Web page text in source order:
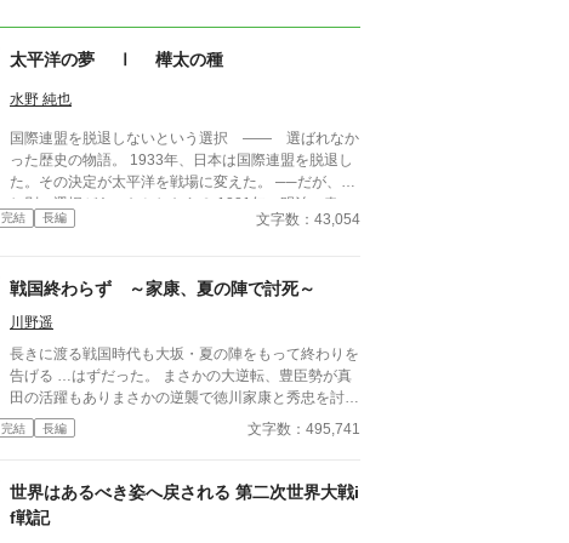
太平洋の夢 Ⅰ 樺太の種
水野 純也
国際連盟を脱退しないという選択 —— 選ばれなか
った歴史の物語。 1933年、日本は国際連盟を脱退し
た。その決定が太平洋を戦場に変えた。 ──だが、も
し別の選択があったとしたら？ 1881年、明治の春。
ハワイ国王カラカウアの来日で、伊藤博文が一粒の種
史実と小説の比較、創作の裏話や最新情報はnoteで公
開中！ https://note.com/hal_miz 五十年後、その種が
芽吹こうとしていた。 一九二九年、雨のジュネー
ブ。外務省書記官・黒瀬誠一郎は軍縮委員会の傍聴席
で、異質な女と出会う。ミリアム・カッツ──シオニ
スト連盟ジュネーブ支部。彼女の言葉は唐突だった。
「私たちには土地が必要です。どこかに。本当に、ど
こかに」 黒瀬の口から思いがけず漏れた一語が、歴
ユダヤ人移民、太平洋の覇権──三つの糸が、選ばれ
なかった二十世紀を織りなす。
完結 長編 文字数：43,054
戦国終わらず ～家康、夏の陣で討死～
川野遥
長きに渡る戦国時代も大坂・夏の陣をもって終わりを
告げる …はずだった。 まさかの大逆転、豊臣勢が真
田の活躍もありまさかの逆襲で徳川家康と秀忠を討ち
果たし、大坂の陣の勝者に。果たして彼らは新たな秩
序を作ることができるのか？ 敗北した徳川勢も何と
大名達が新たな野心を抱き始める。 文治系藩主は頼
りなし？ 暴れん坊藩主がまさかの活躍？ 参考情報一
切なし、全てゼロから切り開く戦国ifストーリーが始
完結 長編 文字数：495,741
世界はあるべき姿へ戻される 第二次世界大戦i
f戦記